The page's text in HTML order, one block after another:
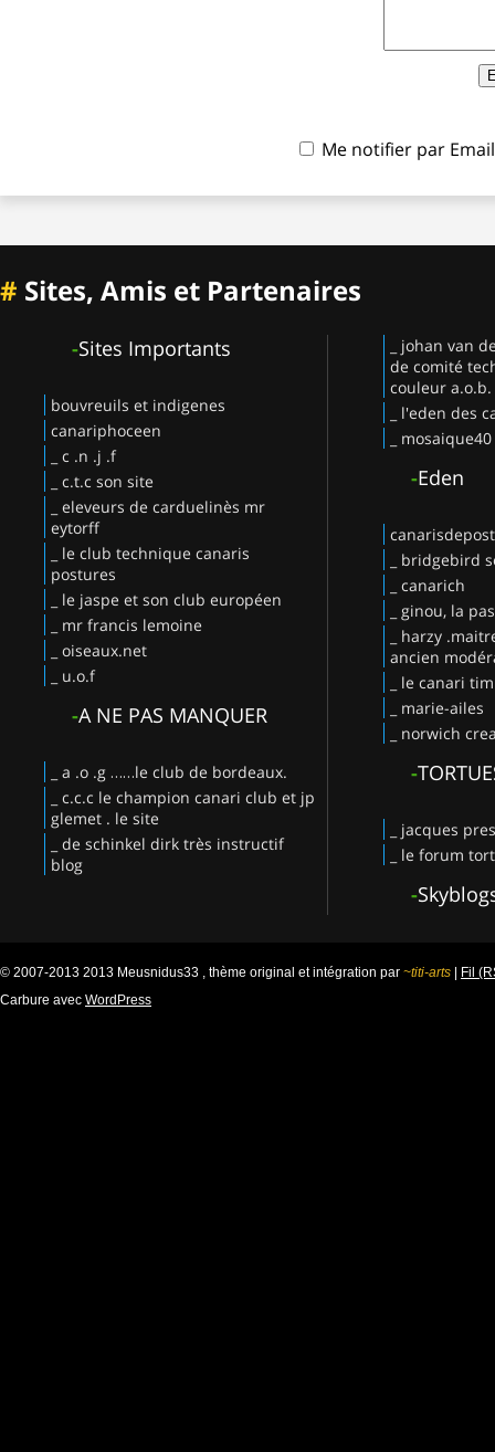
Me notifier par
# Sites, Amis et Partenaires
-Sites Importants
bouvreuils et indigenes
canariphoceen
_ c .n .j .f
_ c.t.c son site
_ eleveurs de carduelinès mr
eytorff
_ le club technique canaris
postures
_ le jaspe et son club européen
_ mr francis lemoine
_ oiseaux.net
_ u.o.f
-A NE PAS MANQUER
_ a .o .g ……le club de bordeaux.
_ c.c.c le champion canari club et jp
glemet . le site
_ de schinkel dirk très instructif
blog
_ johan van
de comité
couleur a.o.b.
_ l'eden des
_ mosaique40
-Eden
_ bridgebird
_ canarich
_ ginou, la
_ harzy
ancien
_ le canari
_ marie-ailes
_ norwich
-
_ jacques
_ le forum
-
© 2007-2013 2013 Meusnidus33 , thème original et intégration par ~titi-arts | Fil
Carbure avec WordPress